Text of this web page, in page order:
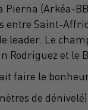
Pierna (Arkéa-
entre Saint-
Le
et le
faire le
de